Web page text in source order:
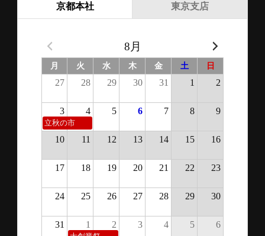
京都本社
8月
月 火 水 木 金 土 日
27 28 29 30 31 1 2
3 4 5 6 7 8 9
立秋の市
10 11 12 13 14 15 16
17 18 19 20 21 22 23
24 25 26 27 28 29 30
31 1 2 3 4 5 6
東京支店